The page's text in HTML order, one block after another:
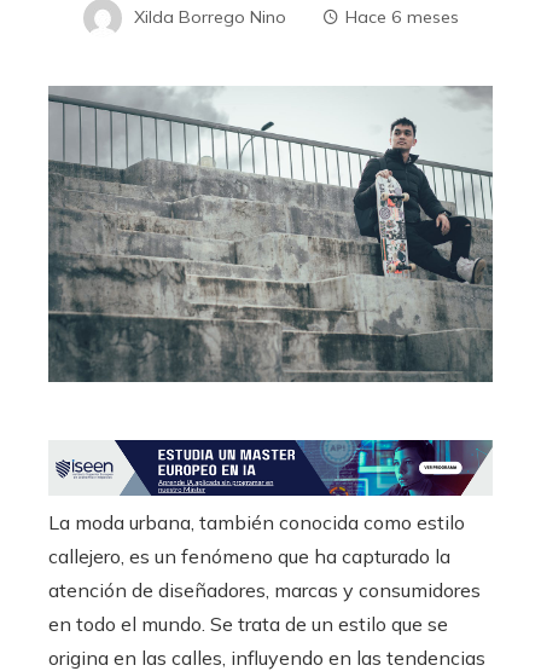
Xilda Borrego Nino Hace 6 meses
La moda urbana, también conocida como estilo
callejero, es un fenómeno que ha capturado la
atención de diseñadores, marcas y consumidores
en todo el mundo. Se trata de un estilo que se
origina en las calles, influyendo en las tendencias